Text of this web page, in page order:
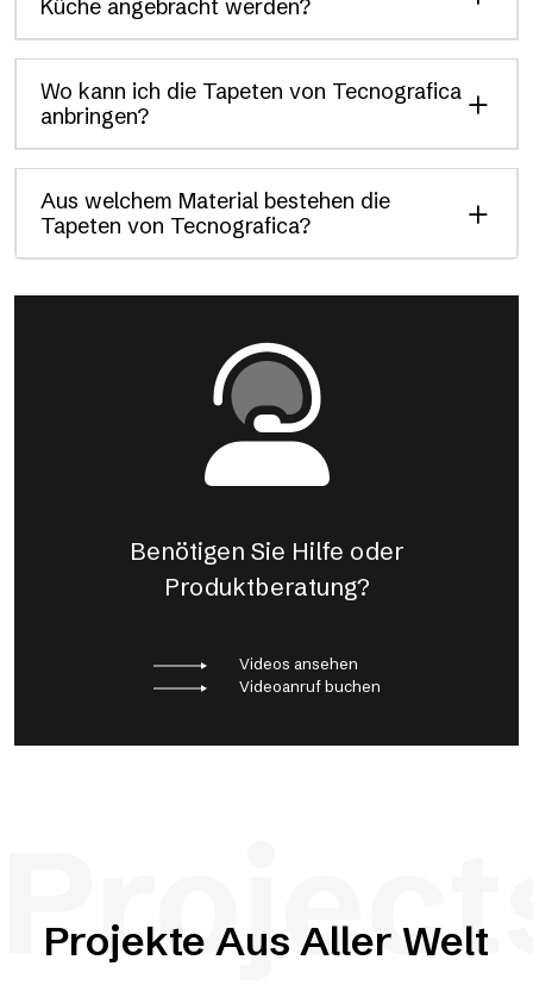
Küche angebracht werden?
Wo kann ich die Tapeten von Tecnografica
anbringen?
Aus welchem Material bestehen die
Tapeten von Tecnografica?
Benötigen Sie Hilfe oder
Produktberatung?
Videos ansehen
Videoanruf buchen
Projekte Aus Aller Welt